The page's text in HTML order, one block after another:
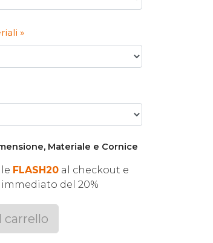
»
Materiale e Cornice
FLASH20 al checkout e
del 20%
carrello